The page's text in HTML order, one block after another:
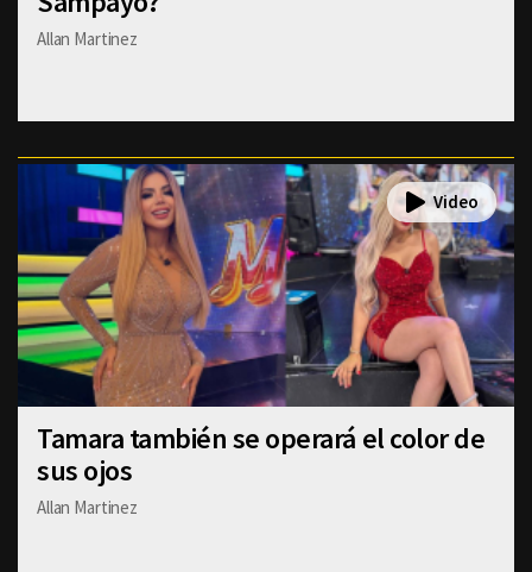
Allan Martinez
Tamara también se operará el color de
sus ojos
Allan Martinez